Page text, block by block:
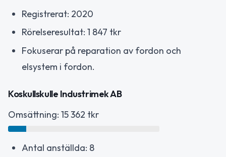
Registrerat: 2020
Rörelseresultat: 1 847 tkr
Fokuserar på reparation av fordon och
elsystem i fordon.
Koskullskulle Industrimek AB
Omsättning: 15 362 tkr
Antal anställda: 8